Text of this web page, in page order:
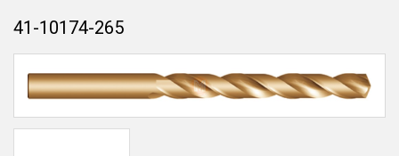
41-10174-265